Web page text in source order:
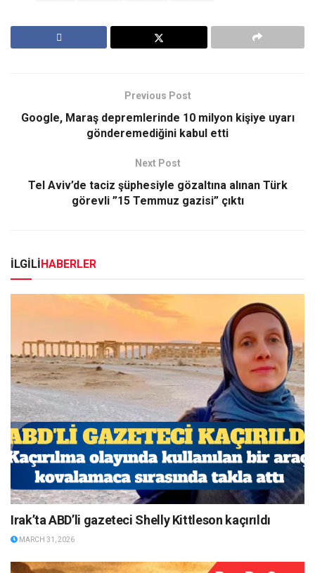
Previous Post
Google, Maraş depremlerinde 10 milyon kişiye uyarı
gönderemediğini kabul etti
Next Post
Tel Aviv’de taciz şüphesiyle gözaltına alınan Türk
görevli ”15 Temmuz gazisi” çıktı
İLGİLİHABERLER
Irak’ta ABD’li gazeteci Shelly Kittleson kaçırıldı
MARCH 31, 2026